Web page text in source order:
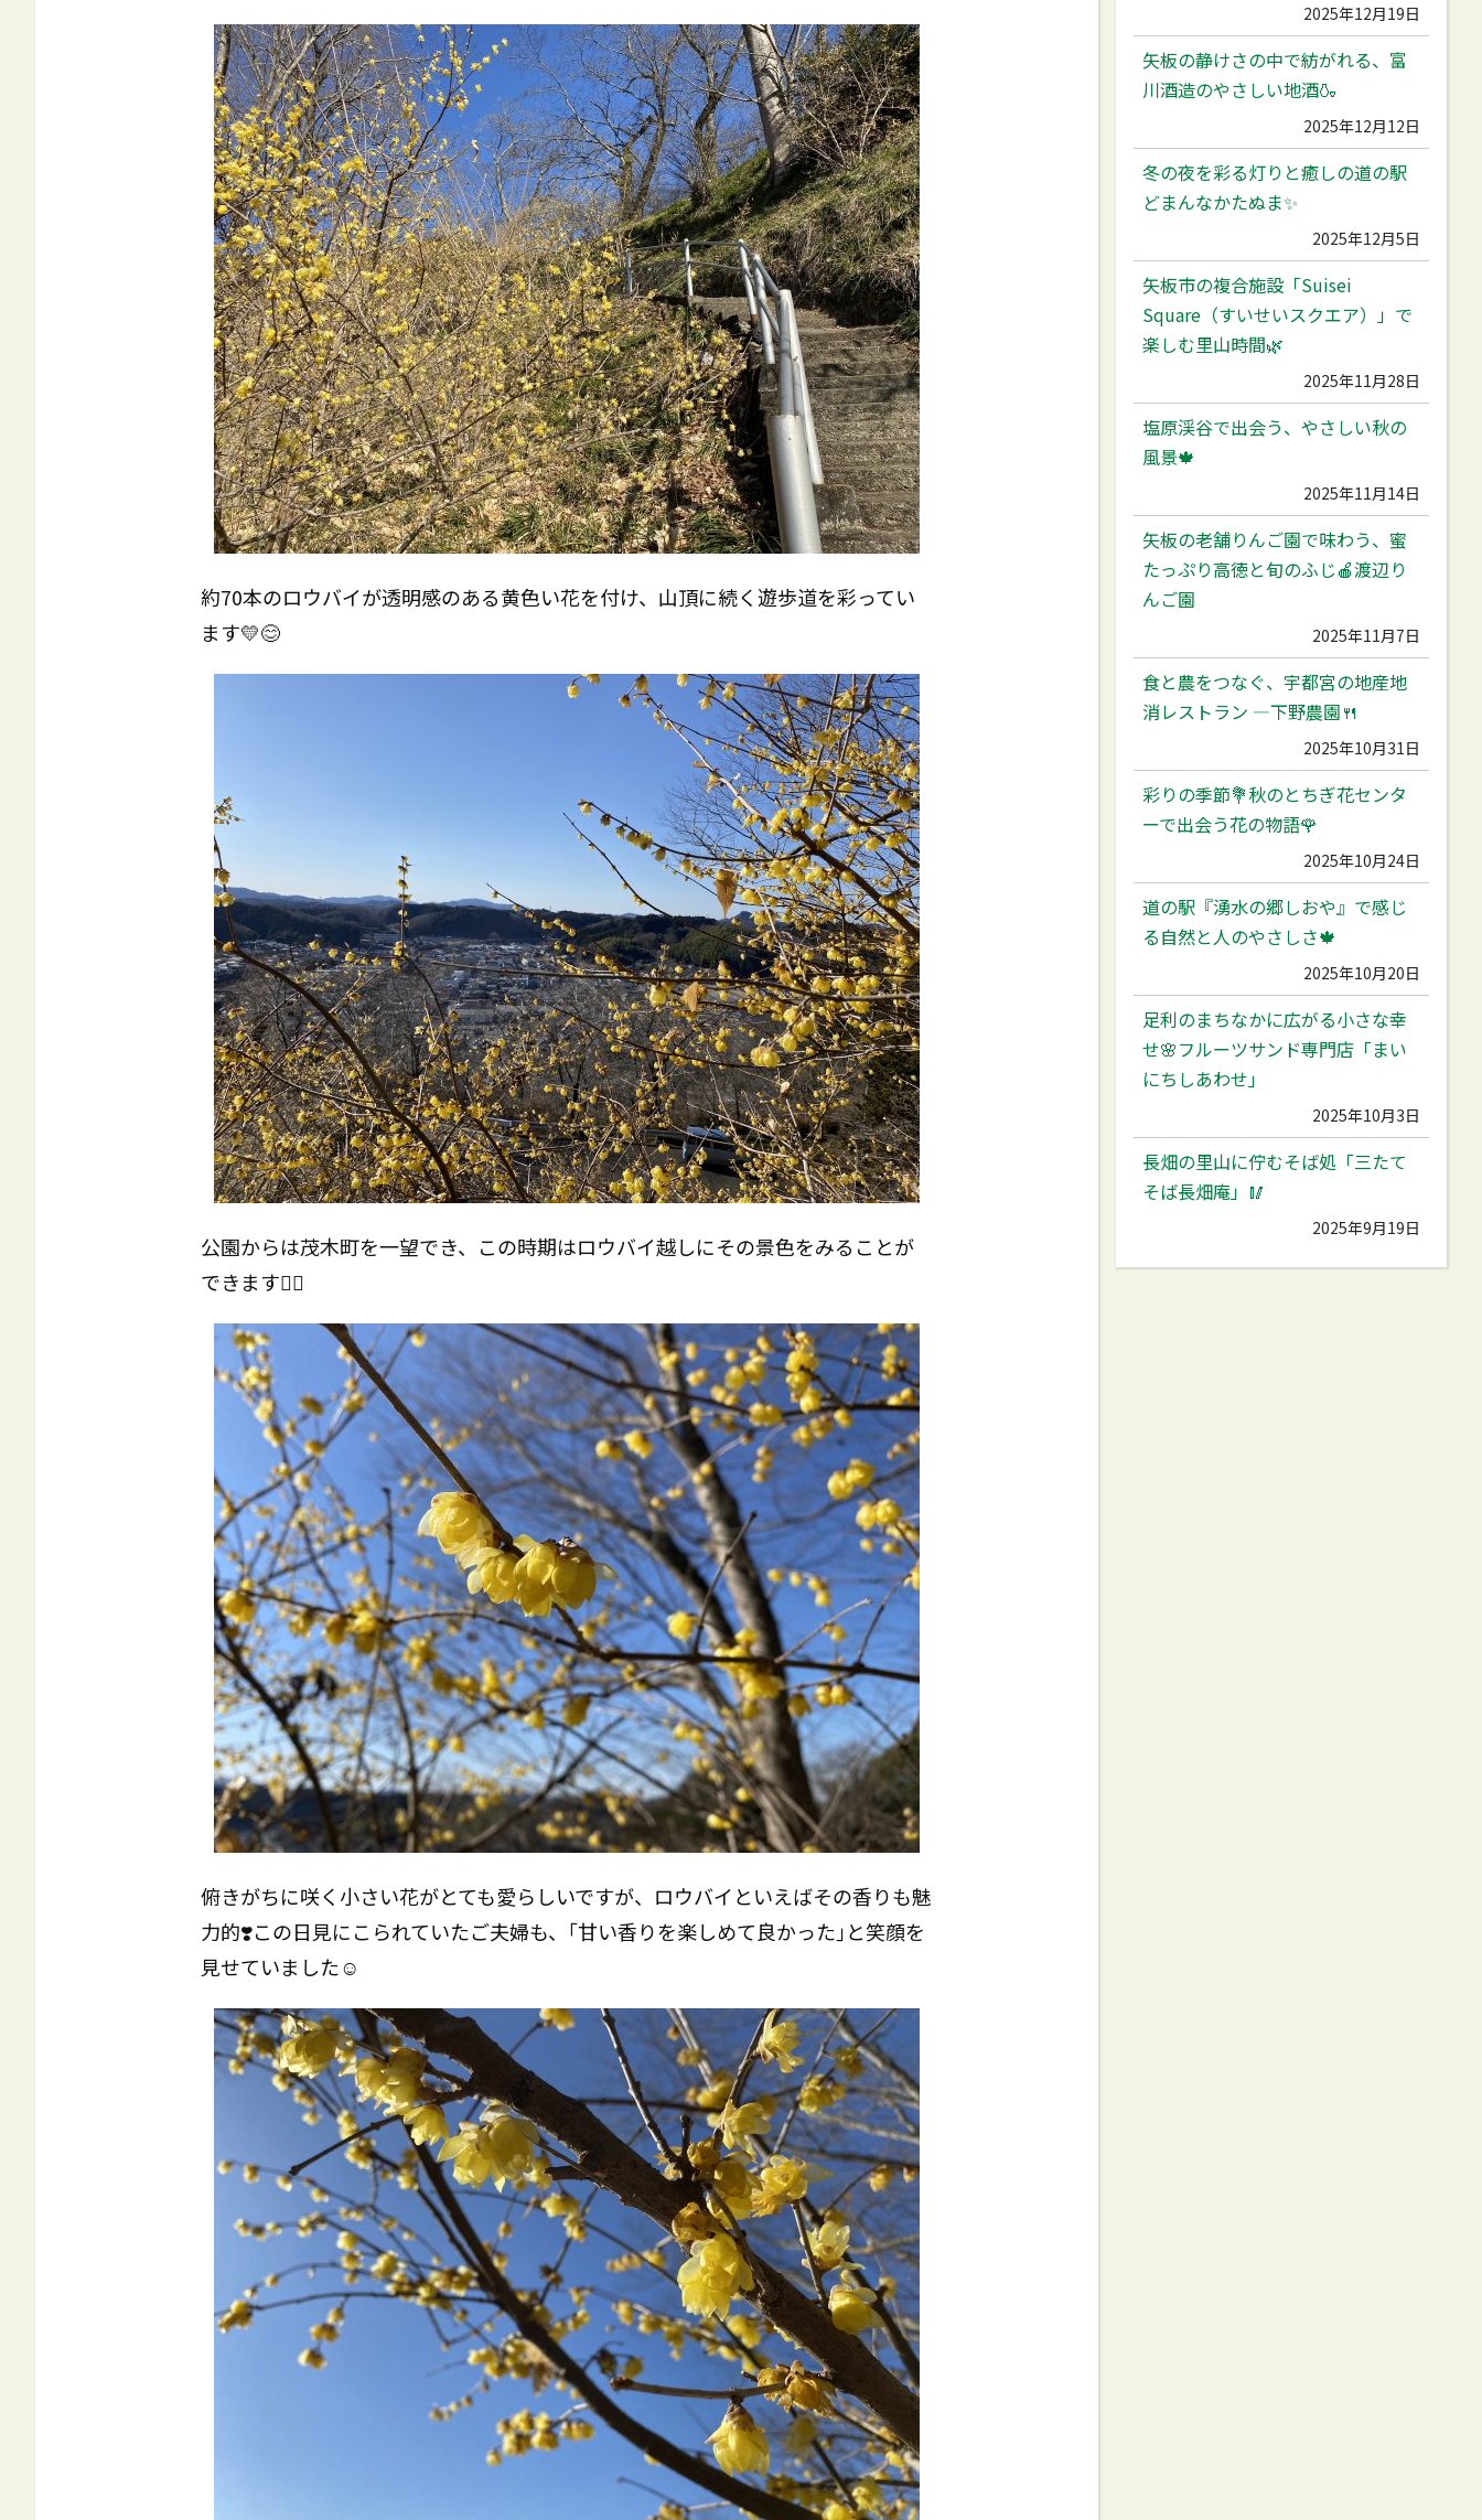
約70本のロウバイが透明感のある黄色い花を付け、山頂に続く遊歩道を彩ってい
ます💛😊
公園からは茂木町を一望でき、この時期はロウバイ越しにその景色をみることが
できます🙆‍♀️
俯きがちに咲く小さい花がとても愛らしいですが、ロウバイといえばその香りも魅
力的❣️この日見にこられていたご夫婦も、｢甘い香りを楽しめて良かった｣と笑顔を
見せていました☺️
2025年12月19日
矢板の静けさの中で紡がれる、富
川酒造のやさしい地酒🍶
2025年12月12日
冬の夜を彩る灯りと癒しの道の駅
どまんなかたぬま✨
2025年12月5日
矢板市の複合施設「Suisei
Square（すいせいスクエア）」で
楽しむ里山時間🌿
2025年11月28日
塩原渓谷で出会う、やさしい秋の
風景🍁
2025年11月14日
矢板の老舗りんご園で味わう、蜜
たっぷり高徳と旬のふじ🍎渡辺り
んご園
2025年11月7日
食と農をつなぐ、宇都宮の地産地
消レストラン ―下野農園🍴
2025年10月31日
彩りの季節💐秋のとちぎ花センタ
ーで出会う花の物語🌹
2025年10月24日
道の駅『湧水の郷しおや』で感じ
る自然と人のやさしさ🍁
2025年10月20日
足利のまちなかに広がる小さな幸
せ🌸フルーツサンド専門店「まい
にちしあわせ」
2025年10月3日
長畑の里山に佇むそば処「三たて
そば長畑庵」🥢
2025年9月19日